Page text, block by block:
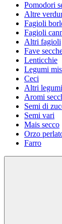
Pomodori
Altre
Fagioli
Fagioli
Altri fagioli
Fave
Lenticchie
Legumi
Ceci
Altri
Aromi
Semi di
Semi vari
Mais secco
Orzo
Farro